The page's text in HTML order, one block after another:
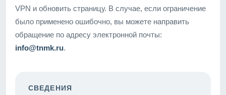
VPN и обновить страницу. В случае, если ограничение
было применено ошибочно, вы можете направить
обращение по адресу электронной почты:
info@tnmk.ru.
СВЕДЕНИЯ